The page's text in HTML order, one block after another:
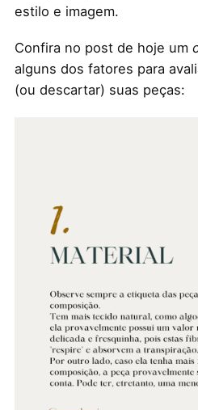
estilo e imagem.
Confira no post de hoje um
alguns dos fatores para
(ou descartar) suas peças: